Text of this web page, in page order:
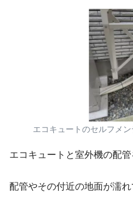
エコキュートのセルフメ
エコキュートと室外機の配管
配管やその付近の地面が濡れ